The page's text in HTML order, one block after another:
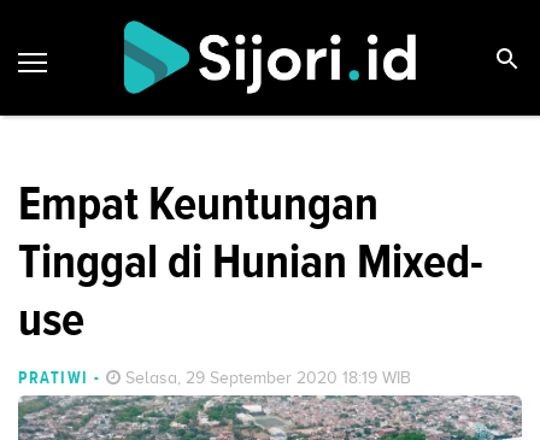
Empat Keuntungan
Tinggal di Hunian Mixed-
use
PRATIWI - Selasa, 29 September 2020 18:19 WIB